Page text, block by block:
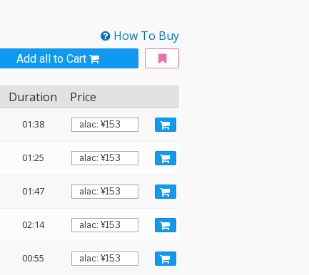
How To Buy
Add all to Cart
Duration Price
01:38
01:25
01:47
02:14
00:55